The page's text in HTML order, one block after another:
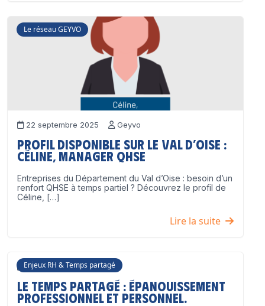
Le réseau GEYVO
22 septembre 2025 Geyvo
Profil disponible sur le Val d’Oise :
Céline, Manager QHSE
Entreprises du Département du Val d’Oise : besoin d’un
renfort QHSE à temps partiel ? Découvrez le profil de
Céline, […]
Lire la suite
Enjeux RH & Temps partagé
17 juillet 2025 Geyvo
Le temps partagé : épanouissement
professionnel ET personnel.